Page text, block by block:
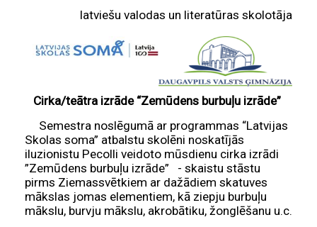
latviešu valodas un literatūras skolotāja
Cirka/teātra izrāde “Zemūdens burbuļu izrāde”
Semestra noslēgumā ar programmas “Latvijas
Skolas soma” atbalstu skolēni noskatījās
iluzionistu Pecolli veidoto mūsdienu cirka izrādi
”Zemūdens burbuļu izrāde” - skaistu stāstu
pirms Ziemassvētkiem ar dažādiem skatuves
mākslas jomas elementiem, kā ziepju burbuļu
mākslu, burvju mākslu, akrobātiku, žonglēšanu u.c.